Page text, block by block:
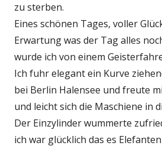
zu sterben.
Eines schönen Tages, voller
Erwartung was der Tag alles
wurde ich von einem
Ich fuhr elegant ein Kurve
bei Berlin Halensee und freute
und leicht sich die Maschiene in
Der Einzylinder wummerte
ich war glücklich das es